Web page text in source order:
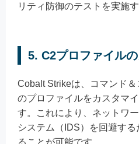
リティ防御のテストを実施
5. C2プロファイル
Cobalt Strikeは、コマンド
のプロファイルをカスタマ
す。これにより、ネットワ
システム（IDS）を回避する
ることが可能です。